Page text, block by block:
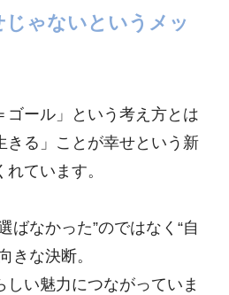
ゃないというメッ
ゴール」という考え方とは
きる」ことが幸せという新
ています。
ばなかった”のではなく“自
きな決断。
しい魅力につながっていま